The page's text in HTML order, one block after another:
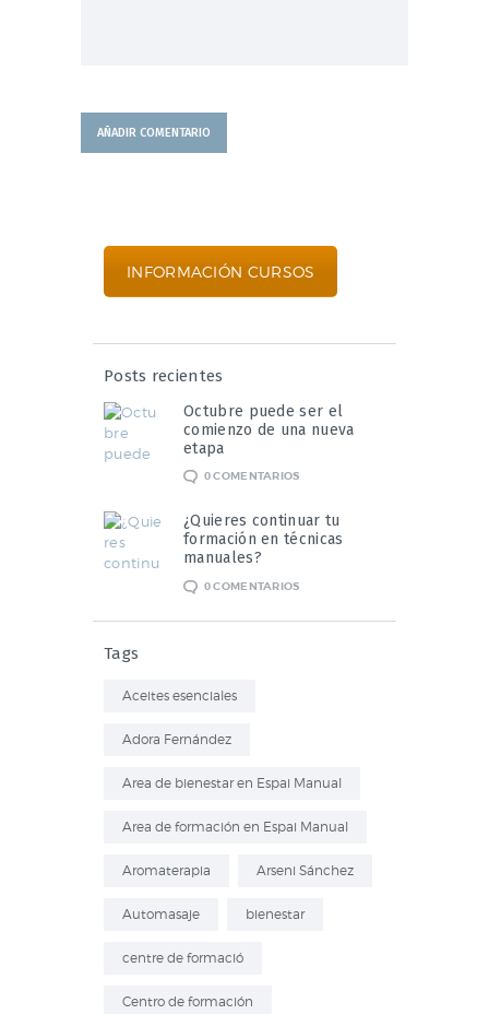
INFORMACIÓN CURSOS
Posts recientes
Octubre puede ser el
comienzo de una nueva
etapa
0COMENTARIOS
¿Quieres continuar tu
formación en técnicas
manuales?
0COMENTARIOS
Tags
Aceites esenciales
Adora Fernández
Area de bienestar en Espai Manual
Area de formación en Espai Manual
Aromaterapia Arseni Sánchez
Automasaje bienestar
centre de formació
Centro de formación